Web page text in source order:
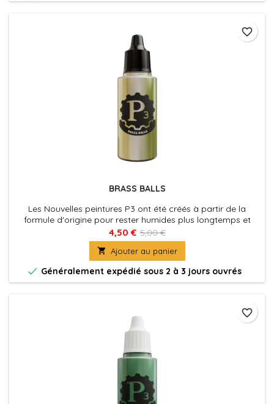
BRASS BALLS
Les Nouvelles peintures P3 ont été créés à partir de la
formule d'origine pour rester humides plus longtemps et
permettre aux peintres de travailler les couleurs plus
facilement sur les figurines. La nouvelle formule des P3 à été
également optimisé au niveau de la charge pigmentaire
afin d'obtenir des couleurs riches et éclatantes, sans perdre
la...
4,50 € 5,00 €
 Ajouter au panier
 Généralement expédié sous 2 à 3 jours ouvrés
favorite_border
favorite_border